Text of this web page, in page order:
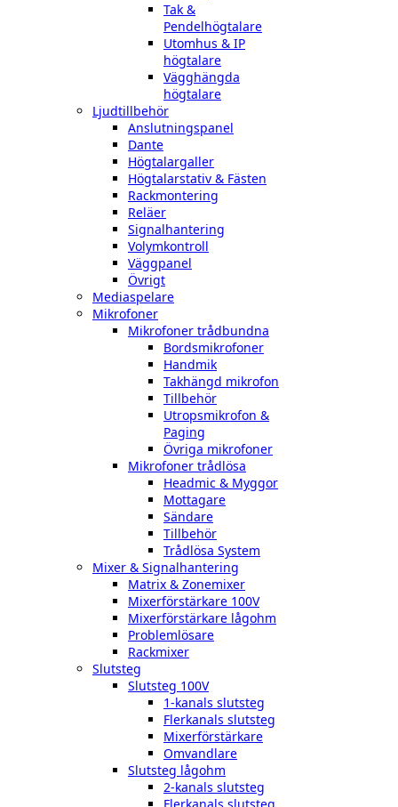
Tak &
Pendelhögtalare
Utomhus & IP
högtalare
Vägghängda
högtalare
Ljudtillbehör
Anslutningspanel
Dante
Högtalargaller
Högtalarstativ & Fästen
Rackmontering
Reläer
Signalhantering
Volymkontroll
Väggpanel
Övrigt
Mediaspelare
Mikrofoner
Mikrofoner trådbundna
Bordsmikrofoner
Handmik
Takhängd mikrofon
Tillbehör
Utropsmikrofon &
Paging
Övriga mikrofoner
Mikrofoner trådlösa
Headmic & Myggor
Mottagare
Sändare
Tillbehör
Trådlösa System
Mixer & Signalhantering
Matrix & Zonemixer
Mixerförstärkare 100V
Mixerförstärkare lågohm
Problemlösare
Rackmixer
Slutsteg
Slutsteg 100V
1-kanals slutsteg
Flerkanals slutsteg
Mixerförstärkare
Omvandlare
Slutsteg lågohm
2-kanals slutsteg